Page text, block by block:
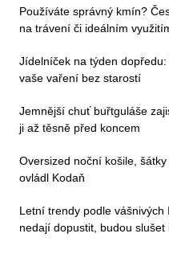
Používáte správný kmín?
na trávení či ideálním
Jídelníček na týden
vaše vaření bez starostí
Jemnější chuť buřtguláše
ji až těsně před koncem
Oversized noční košile,
ovládl Kodaň
Letní trendy podle
nedají dopustit, budou slušet